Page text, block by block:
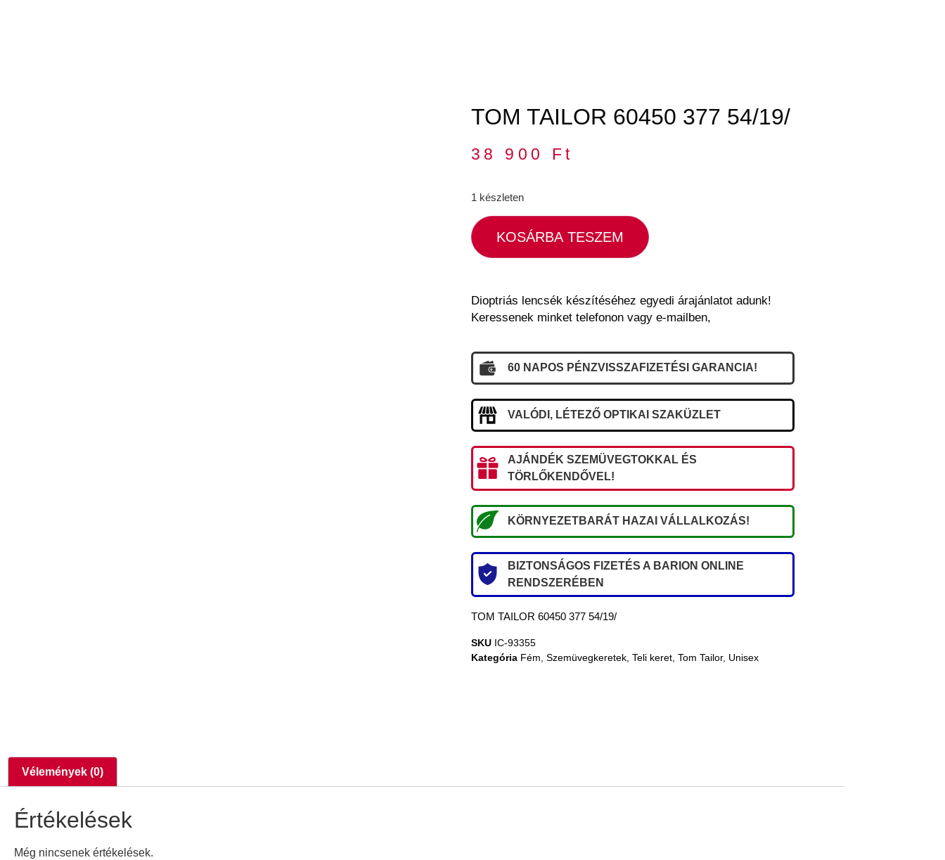
TOM TAILOR 60450 377 54/19/
38 900 Ft
1 készleten
KOSÁRBA TESZEM
Dioptriás lencsék készítéséhez egyedi árajánlatot adunk!
Keressenek minket telefonon vagy e-mailben,
60 NAPOS PÉNZVISSZAFIZETÉSI GARANCIA!
VALÓDI, LÉTEZŐ OPTIKAI SZAKÜZLET
AJÁNDÉK SZEMÜVEGTOKKAL ÉS
TÖRLŐKENDŐVEL!
KÖRNYEZETBARÁT HAZAI VÁLLALKOZÁS!
BIZTONSÁGOS FIZETÉS A BARION ONLINE
RENDSZERÉBEN
TOM TAILOR 60450 377 54/19/
SKU IC-93355
Kategória Fém Szemüvegkeretek Teli keret Tom Tailor, Unisex
Vélemények (0)
Értékelések
Még nincsenek értékelések.